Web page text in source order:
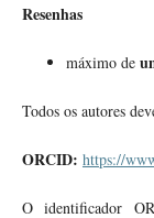
Resenhas
máximo de
Todos os autores
ORCID: https://
O identificador